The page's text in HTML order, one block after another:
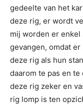
gedeelte van het
deze rig, er wordt
mij worden er enkel
gevangen, omdat
deze rig als hun
daarom te pas en
deze rig zeker en
rig lomp is ten